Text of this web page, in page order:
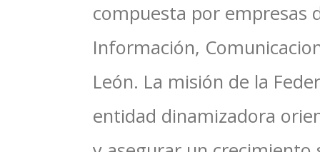
compuesta por empresas
Información,
León. La misión de la
entidad dinamizadora